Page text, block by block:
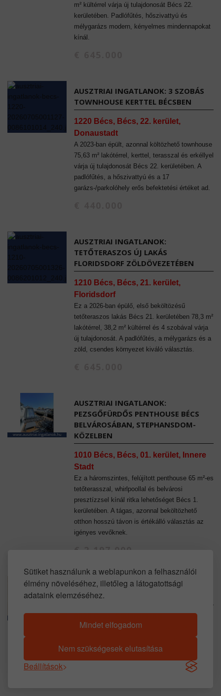
Sütiket használunk a weblapunkon a felhasználói
élmény növeléséhez, illetőleg a látogatottsági
adataink elemzéséhez.
Mindet elfogadom
Nem szükségesek elutasítása
Beállítások
AUSZTRIAI INGATLANOK:
PEZSGŐFÜRDŐS PENTHOUSE BÉCS
BELVÁROSÁBAN, STEPHANSDOM-
KÖZELBEN
1010 Bécs, Bécs, 01. kerület, Innere
Stadt
Ez a háromszintes, felújított penthouse 65 m²-es
tetőterasszal, whirlpoollal és belvárosi
presztízzsel kínál ritka lehetőséget Bécs 1.
kerületében. A tágas, azonnal beköltözhető
otthon hosszú távon is értékálló választás az
igényes vevőknek.
€ 2.197.000
AUSZTRIAI INGATLANOK: BÉRBE
ADOTT GRAZI BEFEKTETÉSI LAKÁS
Ez a 82 m²-es, 3 szobás grazi lakás 2027. július
biztosít. A felújított állapot, a távfűtés és a
központi fekvés befektetőknek is erős előny.
m² kültérrel várja új tulajdonosát Bécs 22.
kerületében. Padlófűtés, hőszivattyú és
mélygarázs modern, kényelmes mindennapokat
kínál.
AUSZTRIAI INGATLANOK: 3 SZOBÁS
TOWNHOUSE KERTTEL BÉCSBEN
1220 Bécs, Bécs, 22. kerület,
Donaustadt
A 2023-ban épült, azonnal költözhető townhouse
75,63 m² lakótérrel, kerttel, terasszal és erkéllyel
várja új tulajdonosát Bécs 22. kerületében. A
padlófűtés, a hőszivattyú és a 17
garázs-/parkolóhely erős befektetési értéket ad.
AUSZTRIAI INGATLANOK:
TETŐTERASZOS ÚJ LAKÁS
FLORIDSDORF ZÖLDÖVEZETÉBEN
1210 Bécs, Bécs, 21. kerület,
Floridsdorf
Ez a 2026-ban épülő, első beköltözésű
tetőteraszos lakás Bécs 21. kerületében 78,3 m²
lakótérrel, 38,2 m² kültérrel és 4 szobával várja
új tulajdonosát. A padlófűtés, a mélygarázs és a
zöld, csendes környezet kiváló választás.